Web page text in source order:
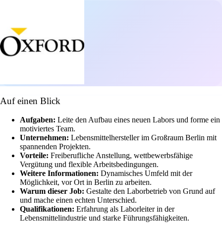
Auf einen Blick
Aufgaben: Leite den Aufbau eines neuen Labors und forme ein
motiviertes Team.
Unternehmen: Lebensmittelhersteller im Großraum Berlin mit
spannenden Projekten.
Vorteile: Freiberufliche Anstellung, wettbewerbsfähige
Vergütung und flexible Arbeitsbedingungen.
Weitere Informationen: Dynamisches Umfeld mit der
Möglichkeit, vor Ort in Berlin zu arbeiten.
Warum dieser Job: Gestalte den Laborbetrieb von Grund auf
und mache einen echten Unterschied.
Qualifikationen: Erfahrung als Laborleiter in der
Lebensmittelindustrie und starke Führungsfähigkeiten.